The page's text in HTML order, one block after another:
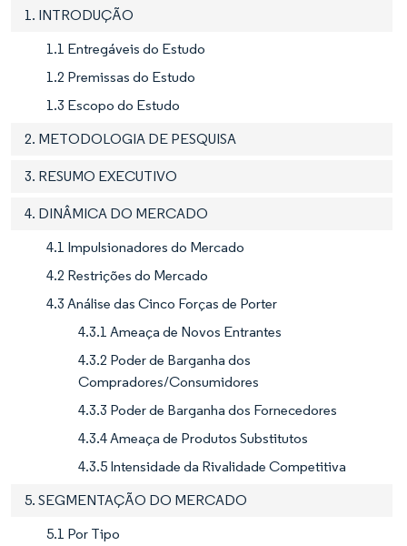
1. INTRODUÇÃO
1.1 Entregáveis do Estudo
1.2 Premissas do Estudo
1.3 Escopo do Estudo
2. METODOLOGIA DE PESQUISA
3. RESUMO EXECUTIVO
4. DINÂMICA DO MERCADO
4.1 Impulsionadores do Mercado
4.2 Restrições do Mercado
4.3 Análise das Cinco Forças de Porter
4.3.1 Ameaça de Novos Entrantes
4.3.2 Poder de Barganha dos
Compradores/Consumidores
4.3.3 Poder de Barganha dos Fornecedores
4.3.4 Ameaça de Produtos Substitutos
4.3.5 Intensidade da Rivalidade Competitiva
5. SEGMENTAÇÃO DO MERCADO
5.1 Por Tipo